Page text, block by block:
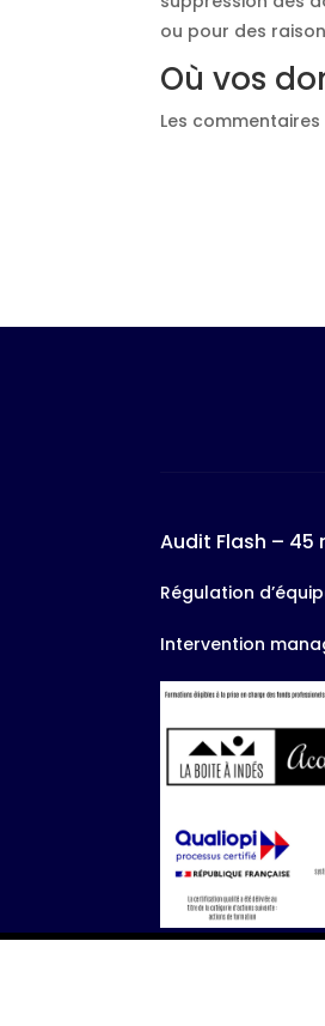
ou pour des
Où vos
Les
Audit Flash – 45
Régulation
Intervention